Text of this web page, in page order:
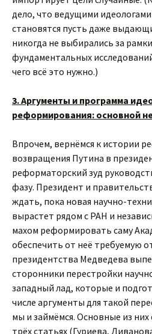
дело, что ведущими
становятся пусть даже
никогда не выбирались за
фундаментальных
чего всё это нужно.)
3. Аргументы и программа
реформирования: основной
Впрочем, вернёмся к истории
возвращения Путина в
реформаторский зуд
фазу. Президент и
ждать, пока новая научно-
вырастет рядом с РАН и
махом реформировать саму
обеспечить от неё требуемую
президентства Медведева
сторонники перестройки
западный лад, которые и
числе аргументы для такой
мы и займёмся. Основные из
трёх статьях (Гуриева,